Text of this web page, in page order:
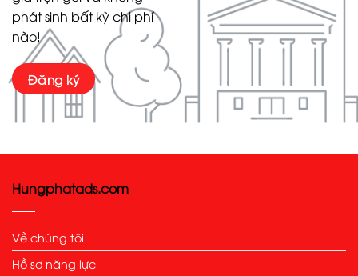
phát sinh bất kỳ chi phí
nào!
Đăng ký
Hungphatads.com
Về chúng tôi
Hồ sơ năng lực